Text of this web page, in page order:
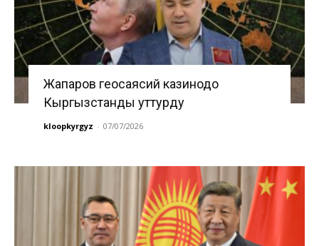
Жапаров геосаясий казинодо
Кыргызстанды уттурду
kloopkyrgyz - 07/07/2026